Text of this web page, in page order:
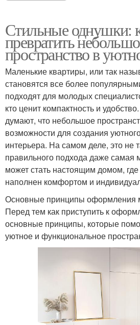
Стильные однушки:
превратить
пространство в
Маленькие квартиры, или так
становятся все более
подходят для молодых
кто ценит компактность и
думают, что небольшое
возможности для создания
интерьера. На самом деле, это не
правильного подхода даже самая
может стать настоящим домом,
наполнен комфортом и
Основные принципы оформления
Перед тем как приступить к
основные принципы, которые
уютное и функциональное